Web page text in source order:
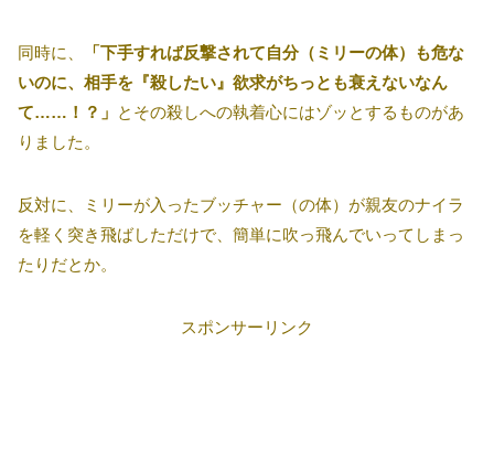
同時に、
「下手すれば反撃されて自分（ミリーの体）も危な
いのに、相手を『殺したい』欲求がちっとも衰えないなん
て……！？」 とその殺しへの執着心にはゾッとするものがあ
りました。
反対に、ミリーが入ったブッチャー（の体）が親友のナイラ
を軽く突き飛ばしただけで、簡単に吹っ飛んでいってしまっ
たりだとか。
スポンサーリンク